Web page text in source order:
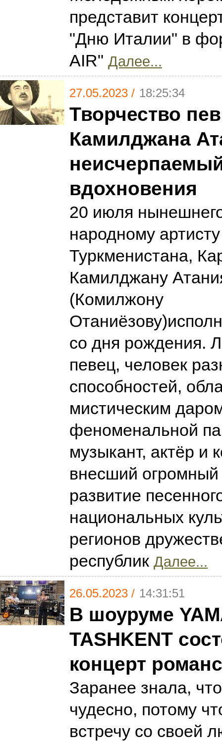
представит
"Дню Италии" в
AIR" Далее...
27.05.2023 / 18:25:34
Творчество
Камилджана
вдохновения
20 июля
народному
Туркменистана,
Камилджану
(Комилжону
со дня рождения.
певец, человек
способностей,
мистическим
феноменальной
музыкант, актёр и
внесший огромный
развитие
национальных
регионов
республик Далее...
26.05.2023 / 14:31:51
В шоуруме
TASHKENT
концерт
Заранее знала,
чудесно, потому
встречу со своей